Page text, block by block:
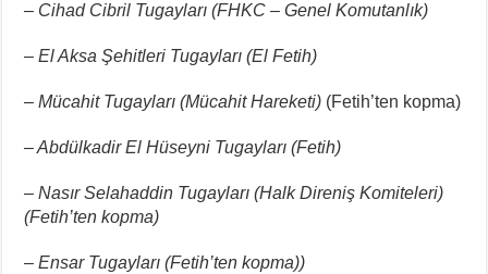
– Cihad Cibril Tugayları (FHKC – Genel Komutanlık)
–El Aksa Şehitleri Tugayları (El Fetih)
–Mücahit Tugayları (Mücahit Hareketi) (Fetih’ten kopma)
–Abdülkadir El Hüseyni Tugayları (Fetih)
–Nasır Selahaddin Tugayları (Halk Direniş Komiteleri)
(Fetih’ten kopma)
–Ensar Tugayları (Fetih’ten kopma))